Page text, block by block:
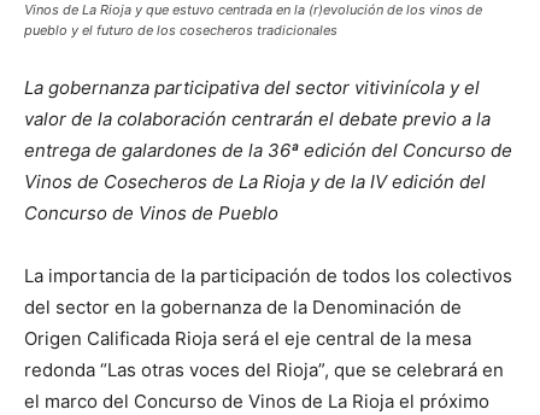
Vinos de La Rioja y que estuvo centrada en la (r)evolución de los vinos de
pueblo y el futuro de los cosecheros tradicionales
La gobernanza participativa del sector vitivinícola y el
valor de la colaboración centrarán el debate previo a la
entrega de galardones de la 36ª edición del Concurso de
Vinos de Cosecheros de La Rioja y de la IV edición del
Concurso de Vinos de Pueblo
La importancia de la participación de todos los colectivos
del sector en la gobernanza de la Denominación de
Origen Calificada Rioja será el eje central de la mesa
redonda “Las otras voces del Rioja”, que se celebrará en
el marco del Concurso de Vinos de La Rioja el próximo